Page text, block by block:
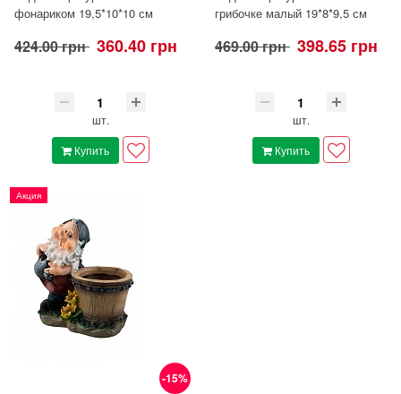
фонариком 19,5*10*10 см
424.00 грн 360.40 грн
шт.
Купить
грибочке малый 19*8*9,5 см
469.00 грн 398.65 грн
шт.
Купить
-15%
Акция